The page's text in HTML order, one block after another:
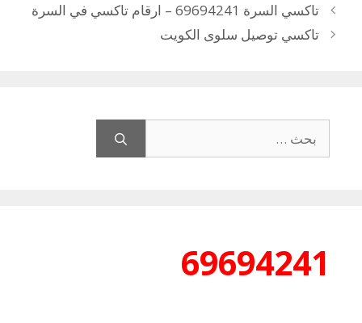
تاكسي السرة 69694241 – ارقام تاكسي في السرة
تاكسي توصيل سلوى الكويت
عن:
69694241